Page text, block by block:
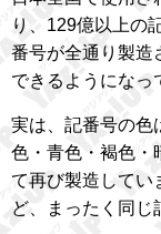
り、129億以上の
番号が全通り製造
できるようになっ
実は、記番号の色
色・青色・褐色・
て再び製造してい
ど、まったく同じ